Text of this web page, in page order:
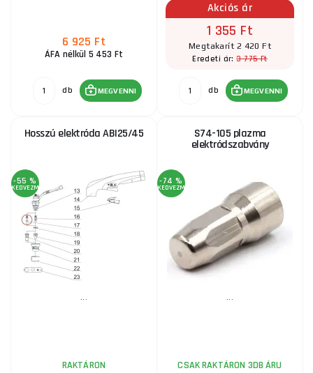
6 925 Ft
ÁFA nélkül 5 453 Ft
db MEGVENNI
Akciós ár
1 355 Ft
Megtakarít 2 420 Ft
Eredeti ár:3 775 Ft
db MEGVENNI
Hosszú elektróda ABI25/45
-55 %
KEDVEZMÉNY
...
RAKTÁRON
S74-105 plazma
elektródszabvány
-74 %
KEDVEZMÉNY
...
CSAK RAKTÁRON 3DB ÁRU